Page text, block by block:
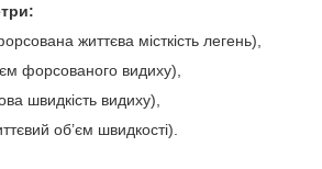
життєва місткість легень),
форсованого видиху),
швидкість видиху),
об’єм швидкості).